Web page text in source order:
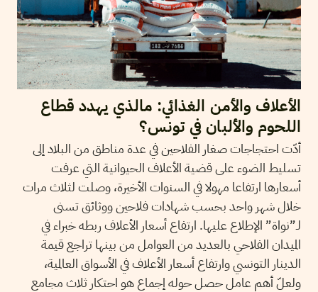
الأعلاف والأمن الغذائي: مالذي يهدد قطاع
اللحوم والألبان في تونس؟
أدّت احتجاجات صغار الفلاحين في عدة مناطق من البلاد إلى
تسليط الضوء على قضية الأعلاف الحيوانية التي عرفت
أسعارها ارتفاعا مهولا في السنوات الأخيرة، وصلت لثلاث مرات
خلال شهر واحد بحسب شهادات فلاحين ووثائق تسنى
لـ”نواة” الإطلاع عليها. ارتفاع أسعار الأعلاف ربطه خبراء في
الميدان الفلاحي بالعديد من العوامل من بينها تراجع قيمة
الدينار التونسي وارتفاع أسعار الأعلاف في الأسواق العالمية،
ولعلّ أهم عامل حصل حوله إجماع هو احتكار ثلاث مجامع